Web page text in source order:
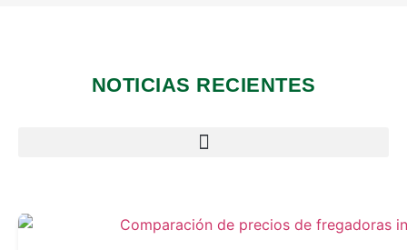
NOTICIAS RECIENTES